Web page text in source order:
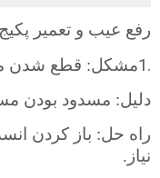
رفع عیب و تعمیر
1.مشکل: قطع شدن
دلیل: مسدود بودن
راه حل: باز کردن
نیاز.